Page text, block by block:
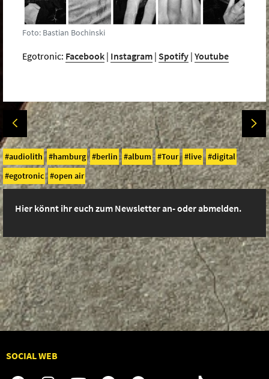
Foto: Bastian Bochinski
Egotronic: Facebook | Instagram | Spotify | Youtube
audiolith hamburg berlin album Tour live
digital
egotronic
open air
Hier könnt ihr euch zum Newsletter an- oder abmelden.
SOCIAL WEB